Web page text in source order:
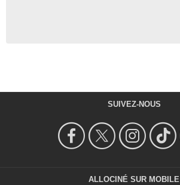
SUIVEZ-NOUS
ALLOCINÉ SUR MOBILE